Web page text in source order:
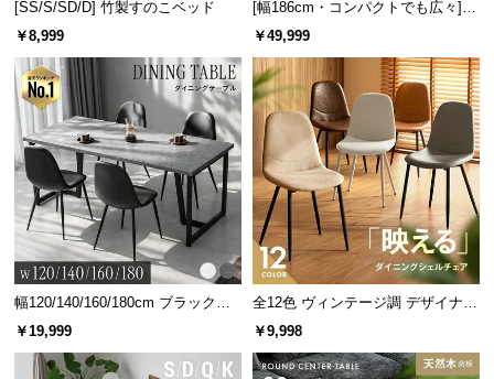
て
会
員
規
約
つ
い
て
お
客
[SS/S/SD/D] 竹製すのこベッド
￥8,999
[幅186cm・コンパクトでも広々] 3
人掛けソファベッド リクライニン
￥49,999
幅120/140/160/180cm ブラックフ
レーム ダイニング 大理石調 4人掛
￥19,999
全12色 ヴィンテージ調 デザイナー
ズシェルチェア
￥9,998